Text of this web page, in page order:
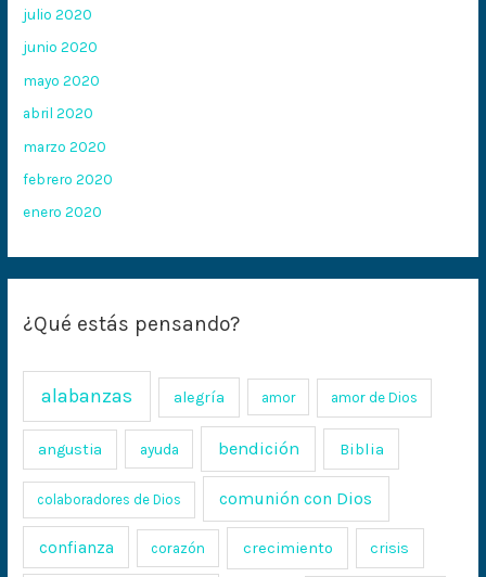
julio 2020
junio 2020
mayo 2020
abril 2020
marzo 2020
febrero 2020
enero 2020
¿Qué estás pensando?
alabanzas alegría amor amor de Dios
angustia ayuda bendición Biblia
colaboradores de Dios comunión con Dios
confianza corazón crecimiento crisis